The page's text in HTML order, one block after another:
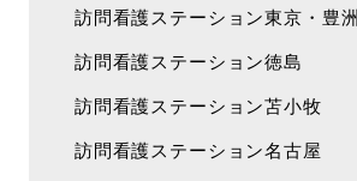
訪問看護ステーション東京・豊洲
訪問看護ステーション徳島
訪問看護ステーション苫小牧
訪問看護ステーション名古屋